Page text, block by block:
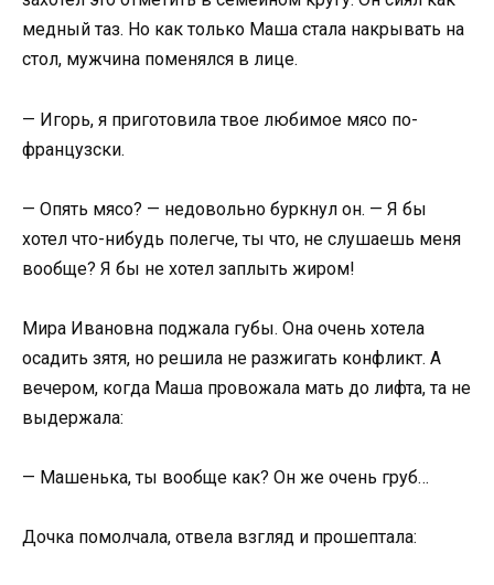
медный таз. Но как только Маша стала накрывать на
стол, мужчина поменялся в лице.
— Игорь, я приготовила твое любимое мясо по-
французски.
— Опять мясо? — недовольно буркнул он. — Я бы
хотел что-нибудь полегче, ты что, не слушаешь меня
вообще? Я бы не хотел заплыть жиром!
Мира Ивановна поджала губы. Она очень хотела
осадить зятя, но решила не разжигать конфликт. А
вечером, когда Маша провожала мать до лифта, та не
выдержала:
— Машенька, ты вообще как? Он же очень груб…
Дочка помолчала, отвела взгляд и прошептала: